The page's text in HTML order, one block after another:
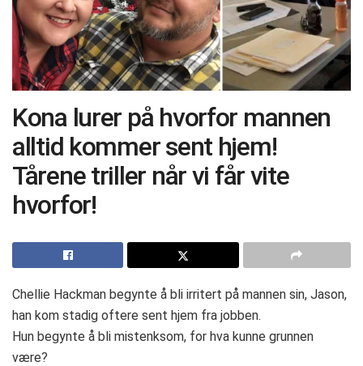
Kona lurer på hvorfor mannen
alltid kommer sent hjem!
Tårene triller når vi får vite
hvorfor!
Chellie Hackman begynte å bli irritert på mannen sin, Jason,
han kom stadig oftere sent hjem fra jobben.
Hun begynte å bli mistenksom, for hva kunne grunnen
være?